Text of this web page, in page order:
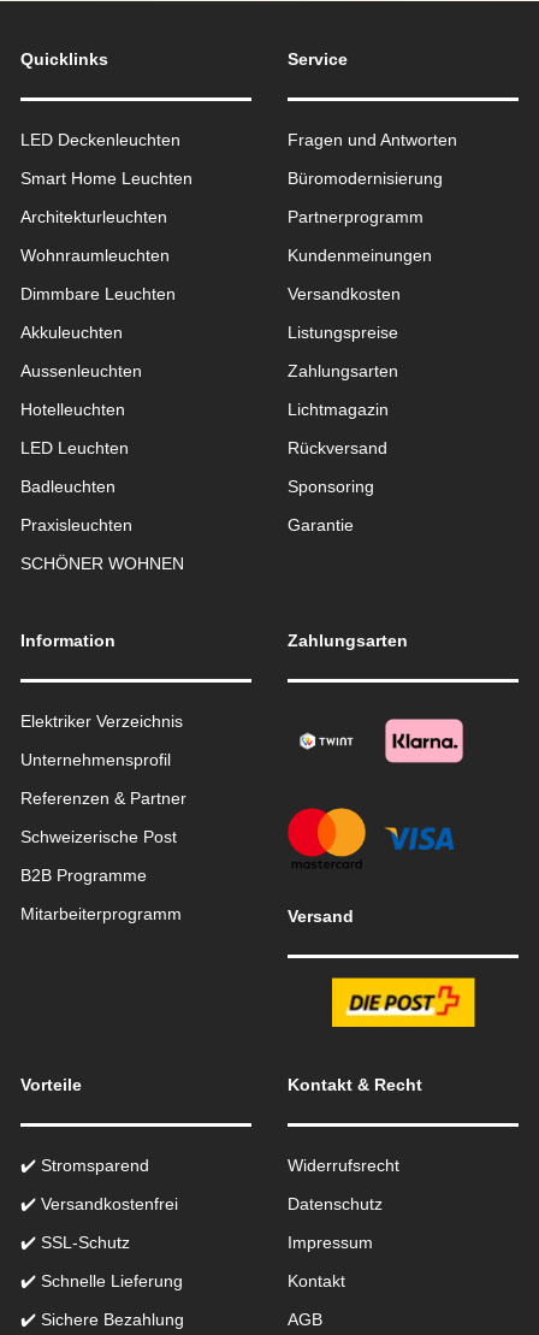
Quicklinks
LED Deckenleuchten
Smart Home Leuchten
Architekturleuchten
Wohnraum­leuchten
Dimmbare Leuchten
Akkuleuchten
Aussen­leuchten
Hotelleuchten
LED Leuchten
Badleuchten
Praxisleuchten
SCHÖNER WOHNEN
Service
Fragen und Antworten
Büromodernisierung
Partnerprogramm
Kundenmeinungen
Versandkosten
Listungspreise
Zahlungsarten
Lichtmagazin
Rückversand
Sponsoring
Garantie
Information
Elektriker Verzeichnis
Unternehmensprofil
Referenzen & Partner
Schweizerische Post
B2B Programme
Mitarbeiterprogramm
Zahlungsarten
Versand
Vorteile
✔️ Stromsparend
✔️ Versandkostenfrei
✔️ SSL-Schutz
✔️ Schnelle Lieferung
✔️ Sichere Bezahlung
Kontakt & Recht
Widerrufsrecht
Datenschutz
Impressum
Kontakt
AGB